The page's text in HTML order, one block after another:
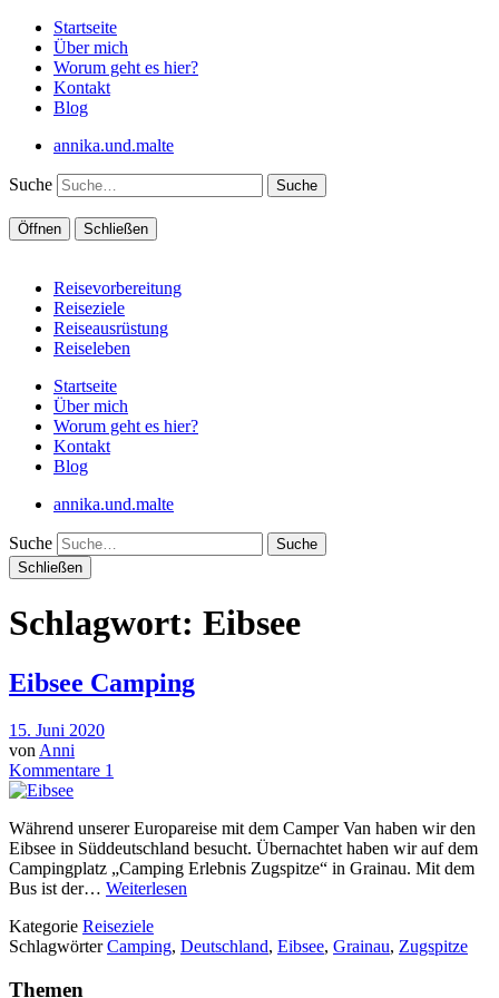
Startseite
Über mich
Worum geht es hier?
Kontakt
Blog
annika.und.malte
Suche
Öffnen Schließen
Reisevorbereitung
Reiseziele
Reiseausrüstung
Reiseleben
Startseite
Über mich
Worum geht es hier?
Kontakt
Blog
annika.und.malte
Suche
Schließen
Schlagwort: Eibsee
Eibsee Camping
15. Juni 2020
von Anni
Kommentare 1
Während unserer Europareise mit dem Camper Van haben wir den
Eibsee in Süddeutschland besucht. Übernachtet haben wir auf dem
Campingplatz „Camping Erlebnis Zugspitze“ in Grainau. Mit dem
Bus ist der… Weiterlesen
Kategorie Reiseziele
SchlagwörterCamping, Deutschland, Eibsee, Grainau, Zugspitze
Themen